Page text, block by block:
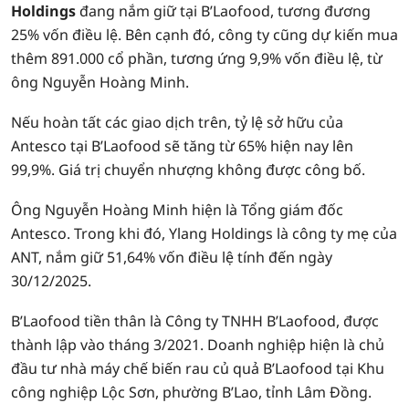
Holdingsđang nắm giữ tại B’Laofood, tương đương
25% vốn điều lệ. Bên cạnh đó, công ty cũng dự kiến mua
thêm 891.000 cổ phần, tương ứng 9,9% vốn điều lệ, từ
ông Nguyễn Hoàng Minh.
Nếu hoàn tất các giao dịch trên, tỷ lệ sở hữu của
Antesco tại B’Laofood sẽ tăng từ 65% hiện nay lên
99,9%. Giá trị chuyển nhượng không được công bố.
Ông Nguyễn Hoàng Minh hiện là Tổng giám đốc
Antesco. Trong khi đó, Ylang Holdings là công ty mẹ của
ANT, nắm giữ 51,64% vốn điều lệ tính đến ngày
30/12/2025.
B’Laofood tiền thân là Công ty TNHH B’Laofood, được
thành lập vào tháng 3/2021. Doanh nghiệp hiện là chủ
đầu tư nhà máy chế biến rau củ quả B’Laofood tại Khu
công nghiệp Lộc Sơn, phường B’Lao, tỉnh Lâm Đồng.